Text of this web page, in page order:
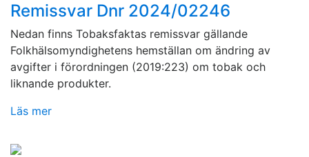
Remissvar Dnr 2024/02246
Nedan finns Tobaksfaktas remissvar gällande
Folkhälsomyndighetens hemställan om ändring av
avgifter i förordningen (2019:223) om tobak och
liknande produkter.
Läs mer